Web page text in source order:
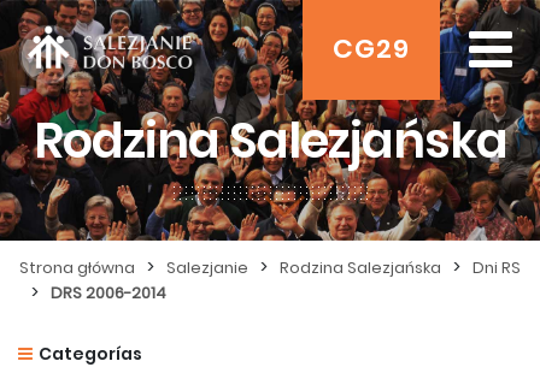
CG29
Rodzina Salezjańska
Strona główna > Salezjanie > Rodzina Salezjańska > Dni RS
> DRS 2006-2014
Categorías